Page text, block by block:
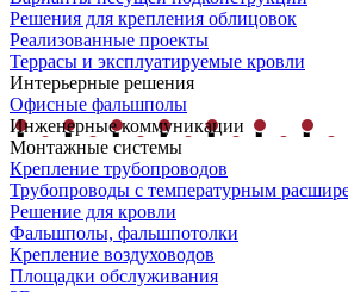
Решения для крепления облицовок
Реализованные проекты
Террасы и эксплуатируемые кровли
Интерьерные решения
Офисные фальшполы
Инженерные коммуникации
Монтажные системы
Крепление трубопроводов
Трубопроводы с температурным
Решение для кровли
Фальшполы, фальшпотолки
Крепление воздуховодов
Площадки обслуживания